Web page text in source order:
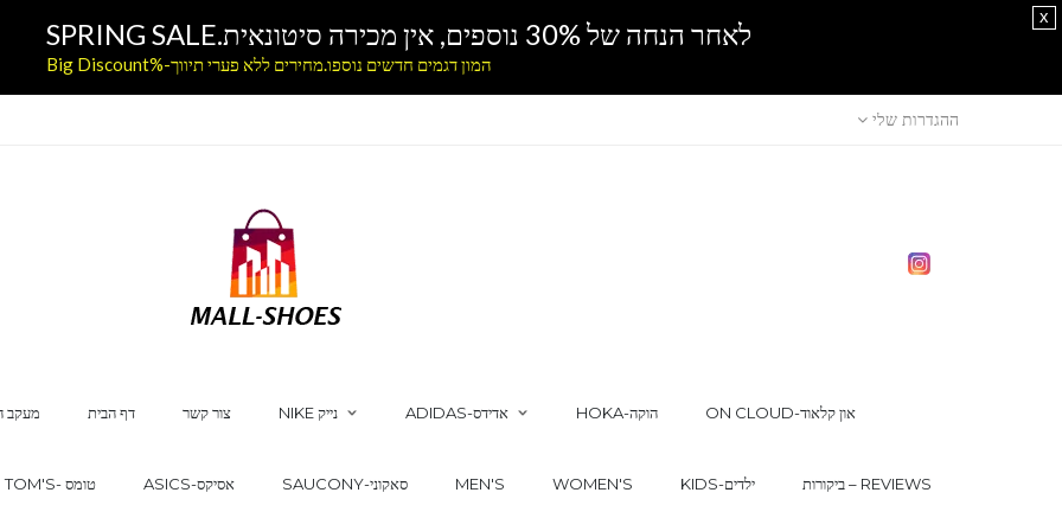
ההגדרות שלי
מעקב דף הבית צור קשר NIKE נייק ADIDAS-אדידס HOKA-הוקה ON CLOUD-און קלאוד
TOM'S- טומס ASICS-אסיקס SAUCONY-סאקוני MEN'S WOMEN'S KIDS-ילדים ביקורות – REVIEWS
לאחר הנחה של 30% נוספים, אין מכירה סיטונאית.SPRING SALE
המון דגמים חדשים נוספו.מחירים ללא פערי תיווך-%Big Discount
x